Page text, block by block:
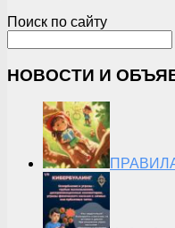
Поиск по сайту
НОВОСТИ И